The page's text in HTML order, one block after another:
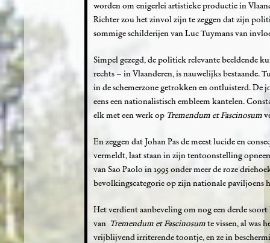
worden om enigerlei artistieke productie in
Richter zou het zinvol zijn te zeggen dat zijn
sommige schilderijen van Luc Tuymans van
Simpel gezegd, de politiek relevante beeldende
rechts – in Vlaanderen, is nauwelijks bestaande.
in de schemerzone getrokken en ontluisterd. De
eens een nationalistisch embleem kantelen.
elk met een werk op Tremendum et Fascinosum
En zeggen dat Johan Pas de meest lucide en
vermeldt, laat staan in zijn tentoonstelling
van Sao Paolo in 1995 onder meer de roze
bevolkingscategorie op zijn nationale paviljoens
Het verdient aanbeveling om nog een derde
van Tremendum et Fascinosumte vissen, al was
vrijblijvend irriterende toontje, en ze in